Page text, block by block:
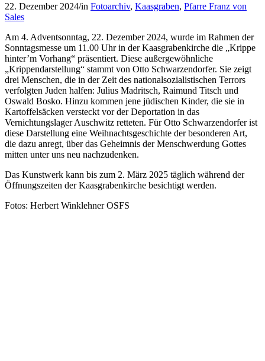
22. Dezember 2024/in Fotoarchiv, Kaasgraben, Pfarre Franz von
Sales
Am 4. Adventsonntag, 22. Dezember 2024, wurde im Rahmen der
Sonntagsmesse um 11.00 Uhr in der Kaasgrabenkirche die „Krippe
hinter’m Vorhang“ präsentiert. Diese außergewöhnliche
„Krippendarstellung“ stammt von Otto Schwarzendorfer. Sie zeigt
drei Menschen, die in der Zeit des nationalsozialistischen Terrors
verfolgten Juden halfen: Julius Madritsch, Raimund Titsch und
Oswald Bosko. Hinzu kommen jene jüdischen Kinder, die sie in
Kartoffelsäcken versteckt vor der Deportation in das
Vernichtungslager Auschwitz retteten. Für Otto Schwarzendorfer ist
diese Darstellung eine Weihnachtsgeschichte der besonderen Art,
die dazu anregt, über das Geheimnis der Menschwerdung Gottes
mitten unter uns neu nachzudenken.
Das Kunstwerk kann bis zum 2. März 2025 täglich während der
Öffnungszeiten der Kaasgrabenkirche besichtigt werden.
Fotos: Herbert Winklehner OSFS